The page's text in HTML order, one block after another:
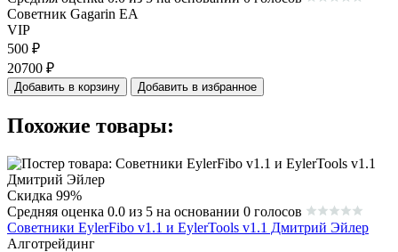
Советник Gagarin EA
VIP
500 ₽
20700 ₽
Добавить в корзину Добавить в избранное
Похожие товары:
Скидка 99%
Средняя оценка 0.0 из 5 на основании 0 голосов
Советники EylerFibo v1.1 и EylerTools v1.1 Дмитрий Эйлер
Алготрейдинг